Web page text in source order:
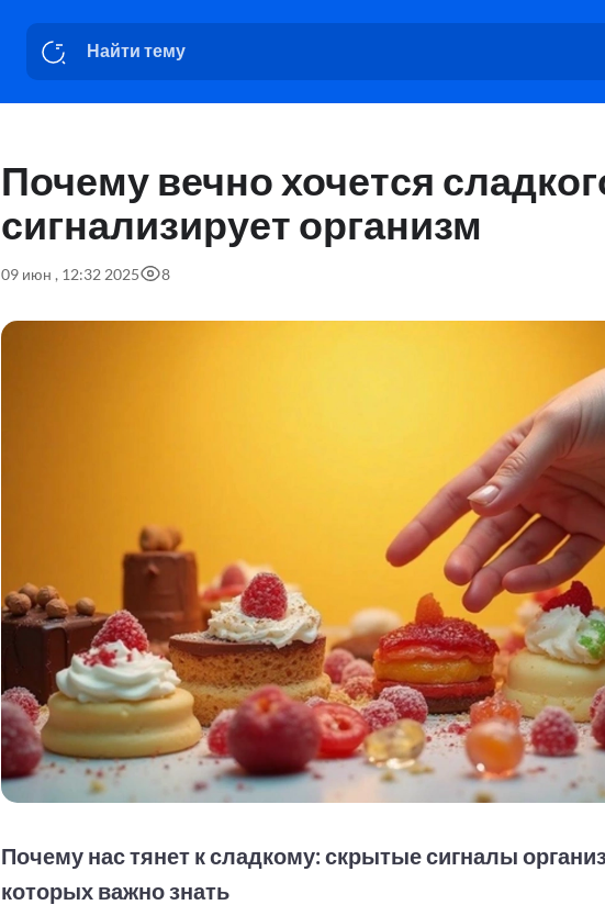
Почему вечно хочется
сигнализирует организм
09 июн , 12:32 2025 8
Почему нас тянет к сладкому: скрытые сигналы
которых важно знать